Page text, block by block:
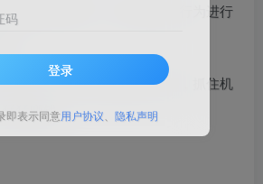
能让我们解气，对那些违章行为进行
赚钱，逛街也是赚钱的时间，抓住机
猛赚钱
码
登录
即表示同意用户协议、 隐私声明